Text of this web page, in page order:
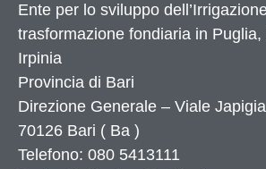
Ente per lo sviluppo
trasformazione fondiaria in
Irpinia
Provincia di Bari
Direzione Generale – Viale
70126 Bari ( Ba )
Telefono: 080 5413111